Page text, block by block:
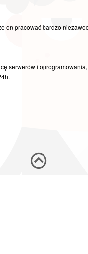
on pracować bardzo
serwerów i